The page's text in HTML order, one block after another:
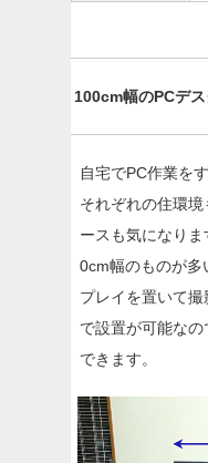
100cm幅のPCデ
自宅でPC作業を
それぞれの住環
ースも気になり
0cm幅のものが多
プレイを置いて
で設置が可能な
できます。